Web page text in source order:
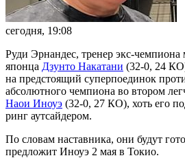
сегодня, 19:08
Руди Эрнандес, тренер экс-чемпиона
японца Дзунто Накатани (32-0, 24
на предстоящий суперпоединок
абсолютного чемпиона во втором
Наои Иноуэ (32-0, 27 КО), хоть его
ринг аутсайдером.
По словам наставника, они будут
предложит Иноуэ 2 мая в Токио.